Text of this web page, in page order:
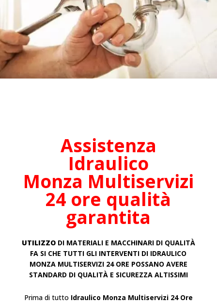
Assistenza
Idraulico
Monza Multiservizi
24 ore qualità
garantita
UTILIZZODI MATERIALI E MACCHINARI DI QUALITÀ
FA SI CHE TUTTI GLI INTERVENTI DI IDRAULICO
MONZA MULTISERVIZI 24 ORE POSSANO AVERE
STANDARD DI QUALITÀ E SICUREZZA ALTISSIMI
Prima di tutto Idraulico Monza Multiservizi 24 Ore